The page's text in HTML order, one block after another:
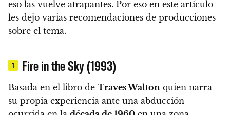
eso las vuelve atrapantes. Por eso en este artículo
les dejo varias recomendaciones de producciones
sobre el tema.
1 Fire in the Sky (1993)
Basada en el libro de Traves Walton quien narra
su propia experiencia ante una abducción